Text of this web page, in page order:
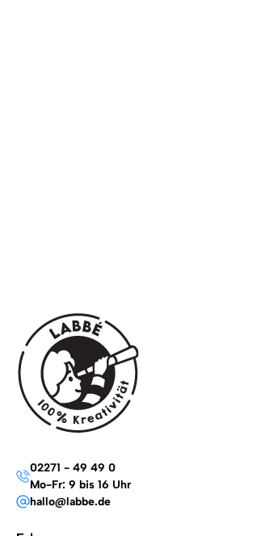
02271 - 49 49 0
Mo-Fr: 9 bis 16 Uhr
hallo@labbe.de